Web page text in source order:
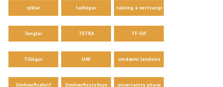
sýklar talhópar talning á vettvangi
Tenglar TETRA TF-SIF
Tillögur UAV umdæmi landsins
Umhverfisáhrif Umhverfisstofnun uncertainty phase